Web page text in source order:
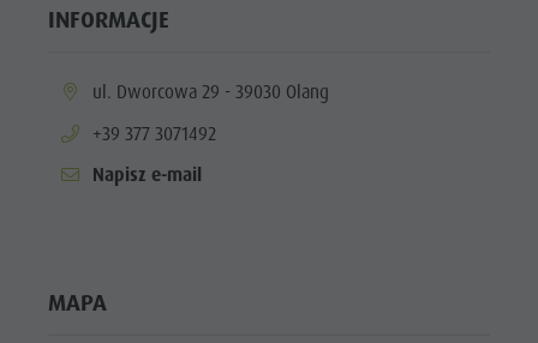
INFORMACJE
aria.location:
ul. Dworcowa 29 - 39030 Olang
aria.phone:
+39 377 3071492
Napisz e-mail
MAPA